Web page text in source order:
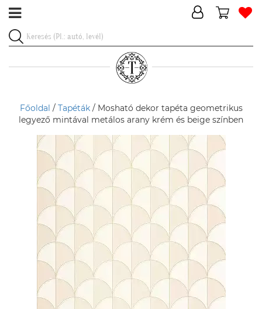
Főoldal / Tapéták/ Mosható dekor tapéta geometrikus
legyező mintával metálos arany krém és beige színben